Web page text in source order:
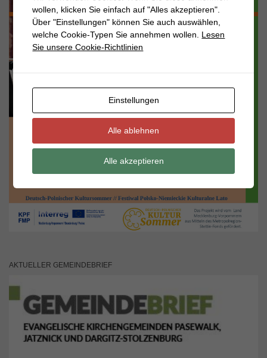
AKTUELLER GEMEINDEBRIEF
wollen, klicken Sie einfach auf "Alles akzeptieren".
Über "Einstellungen" können Sie auch auswählen,
welche Cookie-Typen Sie annehmen wollen. Lesen
Sie unsere Cookie-Richtlinien
Einstellungen
Alle ablehnen
Alle akzeptieren